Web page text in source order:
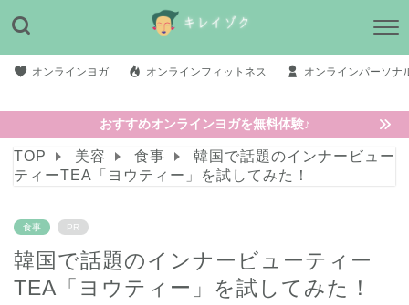
オンラインヨガ オンラインフィットネス オンラインパーソナ
おすすめオンラインヨガを無料体験♪
TOP 美容 食事
韓国で話題のインナービュー
ティーTEA「ヨウティー」を試してみた！
食事 PR
韓国で話題のインナービューティー
TEA「ヨウティー」を試してみた！